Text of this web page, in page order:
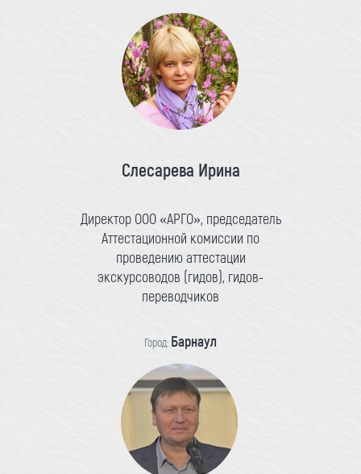
Слесарева Ирина
Директор ООО «АРГО», председатель
Аттестационной комиссии по
проведению аттестации
экскурсоводов (гидов), гидов-
переводчиков
Город: Барнаул